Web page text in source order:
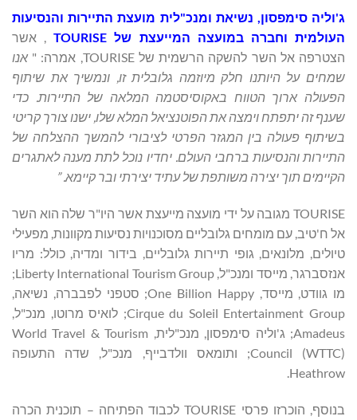
ג'וליה סימפסון, נשיאת ומנכ"לית מועצת התיירות והנסיעות
העולמית וחברה במועצה המייעצת של TOURISE , אשר
הצטרפה אל השר להשקה הרשמית של TOURISE, אמרה: "
אנו
שמחים על היותנו חלק מיוזמה גלובלית זו, ונמשיך את שיתוף
הפעולה ארוך הטווח באקוסיסטמה המלאה של התיירות. כדי
שענף זהיתפתח וימצה את הפוטנציאל המלא שלו, ישנו צורך קריטי
בשיתוף פעולה בין המגזר הפרטי לציבורי להמשך ההצלחה של
התיירות והנסיעות ברחבי העולם. יחדיו נוכל לתת מענה לאתגרים
הקיימים תוך יצירה משותפת של עתיד יצירתי ובר קיימא. ”
TOURISE מגובה על ידי מועצה מייעצת אשר היו"ר שלה הוא השר
אל ח'טיב, עם מומחים גלובליים מסוכנויות נסיעות מקוונות, מפעילי
טיולים, מלונאים, גופי תיירות גלובליים, בידור ומדיה, כולל: מריו
אנזסברגר, מייסד ומנכ"ל, Liberty International Tourism Group;
מו גוודט, מייסד, One Billion Happy; סטפני לפבברה, נשיאה,
Cirque du Soleil Entertainment Group; לואיס מרוטו, מנכ"ל,
Amadeus; ג'וליה סימפסון, מנכ"לית, World Travel & Tourism
Council (WTTC); ותומאס וולדבייף, מנכ"ל, שדה התעופה
Heathrow.
בנוסף, הוכרזו פרסי TOURISE לכבוד הפתיחה – תוכנית הכרה